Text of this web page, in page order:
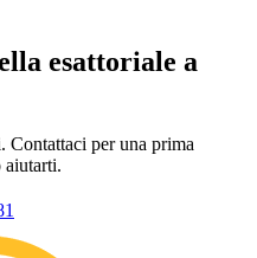
esattoriale a
Contattaci per una prima
aiutarti.